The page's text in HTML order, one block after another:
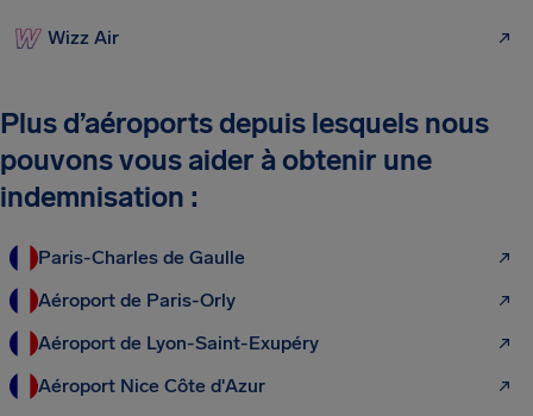
Wizz Air
Plus d’aéroports depuis lesquels nous
pouvons vous aider à obtenir une
indemnisation :
Paris-Charles de Gaulle
Aéroport de Paris-Orly
Aéroport de Lyon-Saint-Exupéry
Aéroport Nice Côte d'Azur